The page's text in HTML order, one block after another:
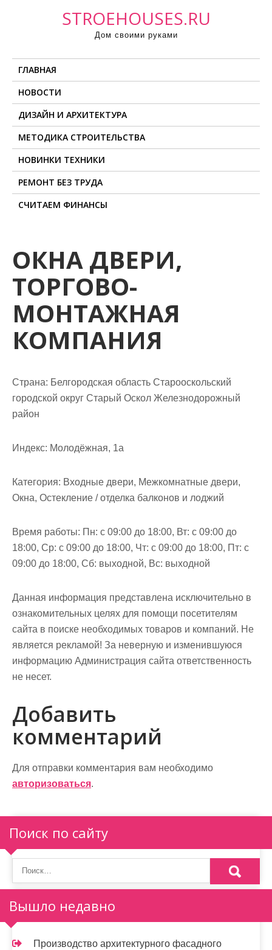
STROEHOUSES.RU
Дом своими руками
ГЛАВНАЯ
НОВОСТИ
ДИЗАЙН И АРХИТЕКТУРА
МЕТОДИКА СТРОИТЕЛЬСТВА
НОВИНКИ ТЕХНИКИ
РЕМОНТ БЕЗ ТРУДА
СЧИТАЕМ ФИНАНСЫ
ОКНА ДВЕРИ,
ТОРГОВО-
МОНТАЖНАЯ
КОМПАНИЯ
Страна: Белгородская область Старооскольский
городской округ Старый Оскол Железнодорожный
район
Индекс: Молодёжная, 1а
Категория: Входные двери, Межкомнатные двери,
Окна, Остекление / отделка балконов и лоджий
Время работы: Пн: с 09:00 до 18:00, Вт: с 09:00 до
18:00, Ср: с 09:00 до 18:00, Чт: с 09:00 до 18:00, Пт: с
09:00 до 18:00, Сб: выходной, Вс: выходной
Данная информация представлена исключительно в
ознакомительных целях для помощи посетителям
сайта в поиске необходимых товаров и компаний. Не
является рекламой! За неверную и изменившуюся
информацию Администрация сайта ответственность
не несет.
Добавить
комментарий
Для отправки комментария вам необходимо
авторизоваться.
Поиск по сайту
Вышло недавно
Производство архитектурного фасадного